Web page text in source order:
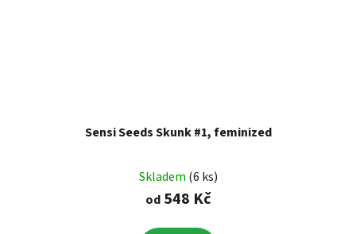
Sensi Seeds Skunk #1, feminized
Skladem (6 ks)
od548 Kč